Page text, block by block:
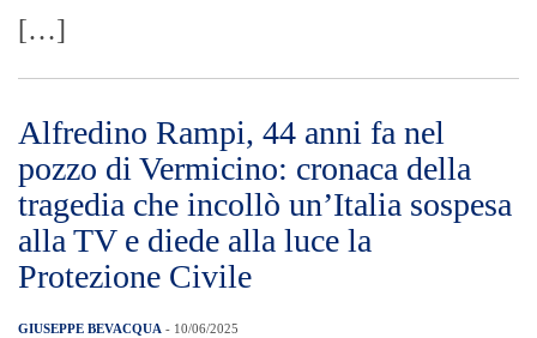
[…]
Alfredino Rampi, 44 anni fa nel
pozzo di Vermicino: cronaca della
tragedia che incollò un’Italia sospesa
alla TV e diede alla luce la
Protezione Civile
GIUSEPPE BEVACQUA - 10/06/2025